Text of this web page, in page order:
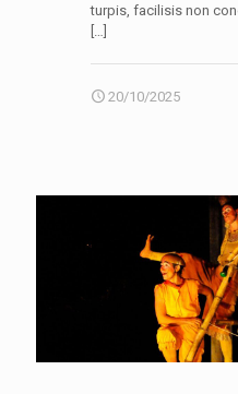
turpis, facilisis non
[…]
20/10/2025